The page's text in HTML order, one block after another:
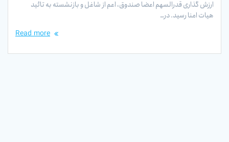
ارزش گذاری قدرالسهم اعضا صندوق، اعم از شاغل و بازنشسته به تائید
هیات امنا رسید. در…
Read more